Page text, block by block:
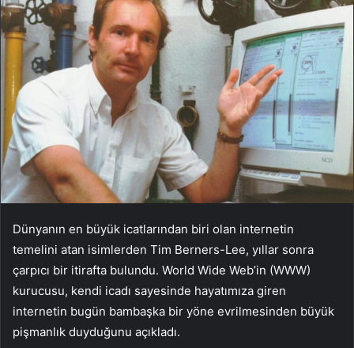
Dünyanın en büyük icatlarından biri olan internetin
temelini atan isimlerden Tim Berners-Lee, yıllar sonra
çarpıcı bir itirafta bulundu. World Wide Web’in (WWW)
kurucusu, kendi icadı sayesinde hayatımıza giren
internetin bugün bambaşka bir yöne evrilmesinden büyük
pişmanlık duyduğunu açıkladı.